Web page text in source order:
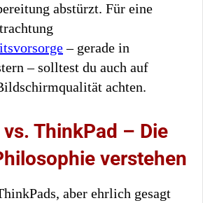
abstürzt. Für eine
– gerade in
– solltest du auch auf
achten.
ThinkPad – Die
verstehen
aber ehrlich gesagt